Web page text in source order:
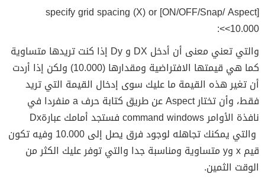
specify grid spacing (X) or [ON/OFF/Snap/ Aspect]
<10.000>:
والتي تعني معنى أن أدخل DX و Dy إذا كنت تريدها متساوية
كما هي قيمتها الافتراضية ومقدارها (10.000) ولكن إذا أردت
أن تغير هذه القيمة ما عليك سوى إدخال القيمة التي تريد
فقط، وأن تختار Aspect عن طريق كتابة حرف a منفردا في
نافذة الأوامر command windows فستجد أمامك عبارةDx
والتي يمكنك تجاهله لوجود فرق يصل إلى 10.000 وفيه تكون
قيم x وy متساوية ومناسبة جدا والتي توفر عليك الكثر من
الوقت الثمين.